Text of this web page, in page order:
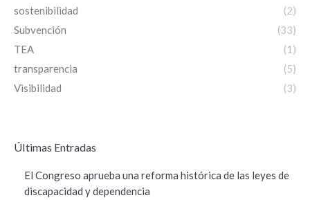
sostenibilidad
(2)
Subvención
(33)
TEA
(1)
transparencia
(5)
Visibilidad
(3)
ÚItimas Entradas
El Congreso aprueba una reforma histórica de las leyes de
discapacidad y dependencia